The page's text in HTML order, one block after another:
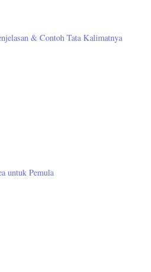
& Contoh Tata Kalimatnya
untuk Pemula